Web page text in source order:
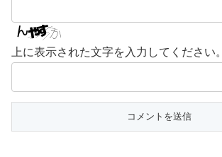
上に表示された文字を入力してください。